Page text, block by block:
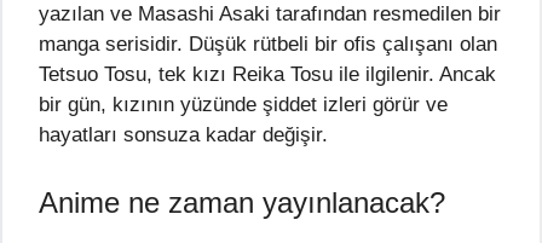
yazılan ve Masashi Asaki tarafından resmedilen bir
manga serisidir. Düşük rütbeli bir ofis çalışanı olan
Tetsuo Tosu, tek kızı Reika Tosu ile ilgilenir. Ancak
bir gün, kızının yüzünde şiddet izleri görür ve
hayatları sonsuza kadar değişir.
Anime ne zaman yayınlanacak?